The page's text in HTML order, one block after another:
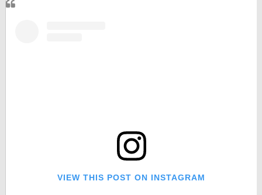
VIEW THIS POST ON INSTAGRAM